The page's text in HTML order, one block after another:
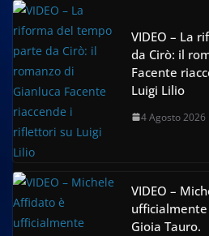
VIDEO – La
da Cirò: il
Facente
Luigi Lilio
4 Agosto 2026
VIDEO –
Gioia Tauro.